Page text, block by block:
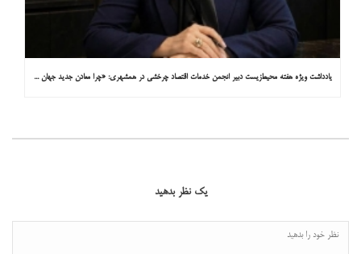
یادداشت ویژه هفته محیط‌زیست دبیر انجمن خدمات اقتصاد چرخشی در همشهری: «چرا معادن جدید جهان زیر زمین نیستند؟»
یک نظر بدهید